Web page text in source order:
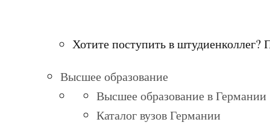
Хотите поступить в
Высшее образование
Высшее образование в Германии
Каталог вузов Германии